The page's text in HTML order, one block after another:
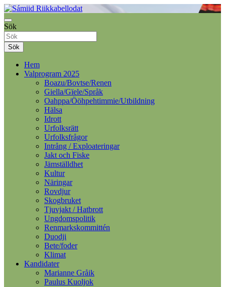
Sámiid Riikkabellodat
Samelandspartiet
Sök
Sök
Hem
Valprogram 2025
Boazu/Bovtse/Renen
Giella/Gïele/Språk
Oahppa/Ööhpehtimmie/Utbildning
Hälsa
Idrott
Urfolksrätt
Urfolksfrågor
Intrång / Exploateringar
Jakt och Fiske
Jämställdhet
Kultur
Näringar
Rovdjur
Skogbruket
Tjuvjakt / Hatbrott
Ungdomspolitik
Renmarkskommittén
Duodji
Bete/foder
Klimat
Kandidater
Marianne Gråik
Paulus Kuoljok